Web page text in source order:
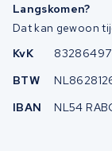
Langskomen?
Dat kan gewoon
KvK
83286497
BTW
IBAN
NL54